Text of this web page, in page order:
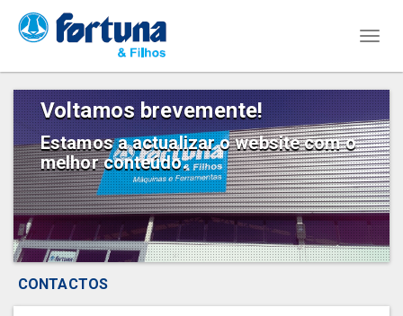
Voltamos brevemente!
Estamos a actualizar o website com o
melhor conteúdo.
CONTACTOS